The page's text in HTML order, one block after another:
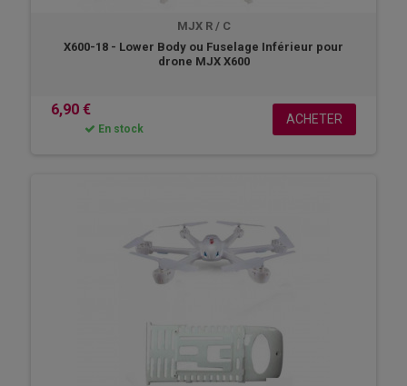
MJX R / C
X600-18 - Lower Body ou Fuselage Inférieur pour
drone MJX X600
6,90 €
En stock
ACHETER